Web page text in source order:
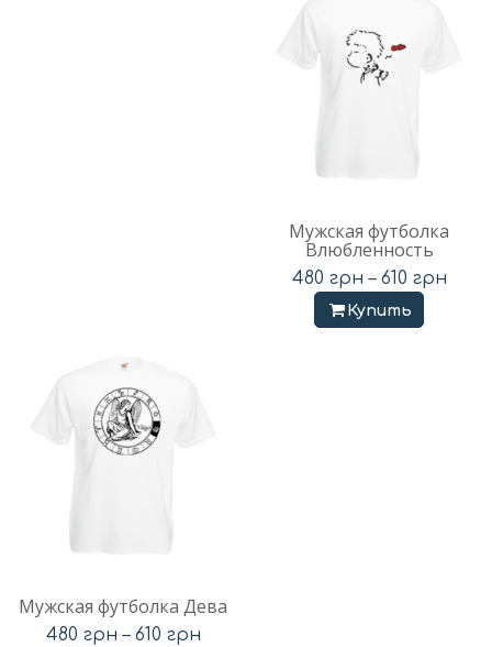
Мужская футболка
Влюбленность
480 грн – 610 грн
Купить
Мужская футболка Дева
480 грн – 610 грн